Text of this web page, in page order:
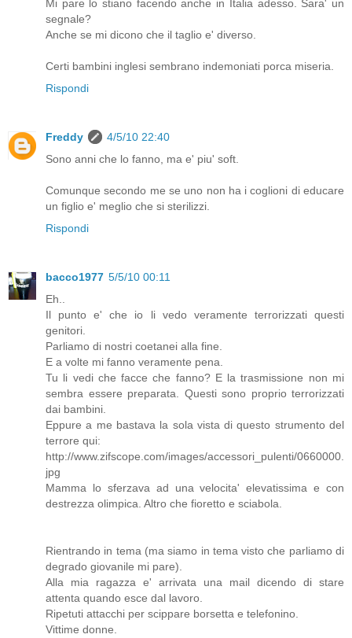
Mi pare lo stiano facendo anche in Italia adesso. Sara' un
segnale?
Anche se mi dicono che il taglio e' diverso.
Certi bambini inglesi sembrano indemoniati porca miseria.
Rispondi
Freddy
4/5/10 22:40
Sono anni che lo fanno, ma e' piu' soft.
Comunque secondo me se uno non ha i coglioni di educare
un figlio e' meglio che si sterilizzi.
Rispondi
bacco1977 5/5/10 00:11
Eh..
Il punto e' che io li vedo veramente terrorizzati questi
genitori.
Parliamo di nostri coetanei alla fine.
E a volte mi fanno veramente pena.
Tu li vedi che facce che fanno? E la trasmissione non mi
sembra essere preparata. Questi sono proprio terrorizzati
dai bambini.
Eppure a me bastava la sola vista di questo strumento del
terrore qui:
http://www.zifscope.com/images/accessori_pulenti/0660000.
jpg
Mamma lo sferzava ad una velocita' elevatissima e con
destrezza olimpica. Altro che fioretto e sciabola.
Rientrando in tema (ma siamo in tema visto che parliamo di
degrado giovanile mi pare).
Alla mia ragazza e' arrivata una mail dicendo di stare
attenta quando esce dal lavoro.
Ripetuti attacchi per scippare borsetta e telefonino.
Vittime donne.